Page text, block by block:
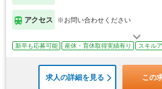
アクセス ※お問い合わせください
新卒も応募可能 産休・育休取得実績有り スキル
求人の詳細を見る この